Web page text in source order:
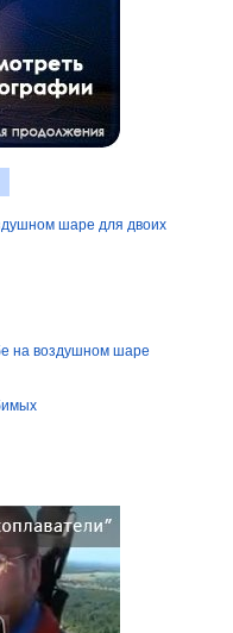
шаре для двоих
на воздушном шаре